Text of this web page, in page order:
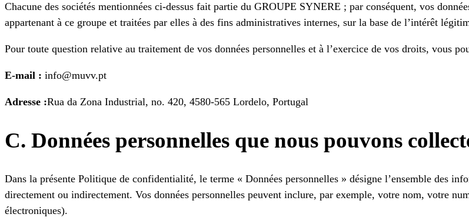
Chacune des sociétés mentionnées ci-dessus fait partie du GROUPE SYNERE ; par conséquent, vos
appartenant à ce groupe et traitées par elles à des fins administratives internes, sur la base de l’intérêt
Pour toute question relative au traitement de vos données personnelles et à l’exercice de vos droits, vous
E-mail : info@muvv.pt
Adresse :Rua da Zona Industrial, no. 420, 4580-565 Lordelo, Portugal
C. Données personnelles que nous pouvons
Dans la présente Politique de confidentialité, le terme « Données personnelles » désigne l’ensemble des
directement ou indirectement. Vos données personnelles peuvent inclure, par exemple, votre nom, votre
électroniques).